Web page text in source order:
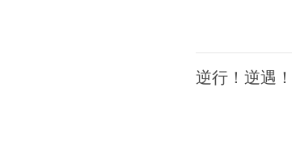
逆行！逆遇